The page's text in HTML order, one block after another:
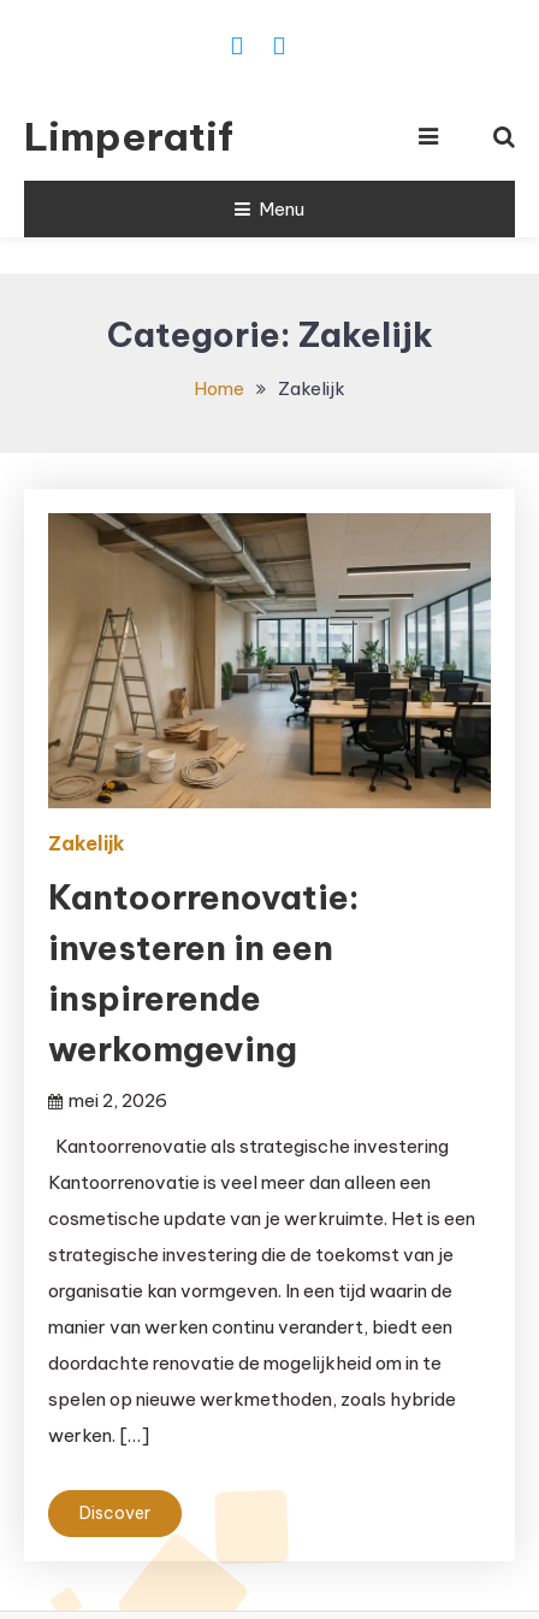
Limperatif
Menu
Categorie: Zakelijk
Home Zakelijk
Zakelijk
Kantoorrenovatie:
investeren in een
inspirerende
werkomgeving
mei 2, 2026
Kantoorrenovatie als strategische investering
Kantoorrenovatie is veel meer dan alleen een
cosmetische update van je werkruimte. Het is een
strategische investering die de toekomst van je
organisatie kan vormgeven. In een tijd waarin de
manier van werken continu verandert, biedt een
doordachte renovatie de mogelijkheid om in te
spelen op nieuwe werkmethoden, zoals hybride
werken. […]
Discover